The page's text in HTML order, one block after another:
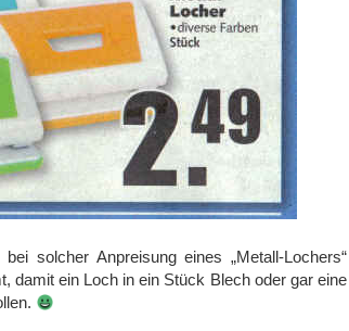
solcher Anpreisung eines „Metall-Lochers“
damit ein Loch in ein Stück Blech oder gar eine